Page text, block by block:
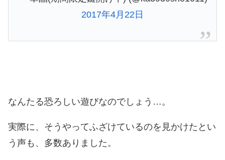
2017年4月22日
なんたる恐ろしい遊びなのでしょう…。
実際に、そうやってふざけているのを見かけたとい
う声も、多数ありました。